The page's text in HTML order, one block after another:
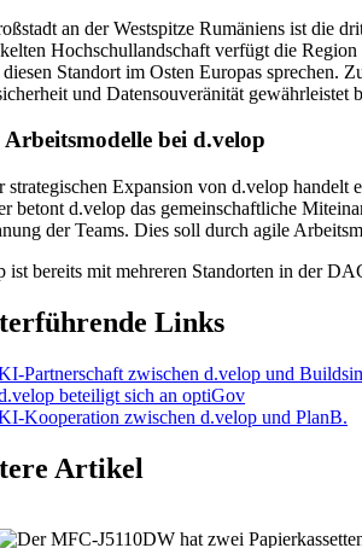
an der Westspitze Rumäniens ist die
Hochschullandschaft verfügt die
Standort im Osten Europas sprechen.
und Datensouveränität gewährleistet
bei d.velop
strategischen Expansion von d.velop handelt
betont d.velop das gemeinschaftliche
der Teams. Dies soll durch agile
ist bereits mit mehreren Standorten in der
Links
Partnerschaft zwischen d.velop und
beteiligt sich an optiGov
Kooperation zwischen d.velop und PlanB.
Artikel